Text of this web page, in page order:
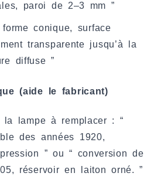
paroi de 2–3 mm ”
conique, surface
transparente jusqu’à la
diffuse ”
(aide le fabricant)
la lampe à remplacer : “
des années 1920,
” ou “ conversion de
réservoir en laiton orné. ”